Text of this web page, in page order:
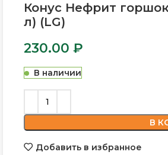
Конус Нефрит горшок
л) (LG)
230.00 ₽
В наличии
В
Добавить в избранное